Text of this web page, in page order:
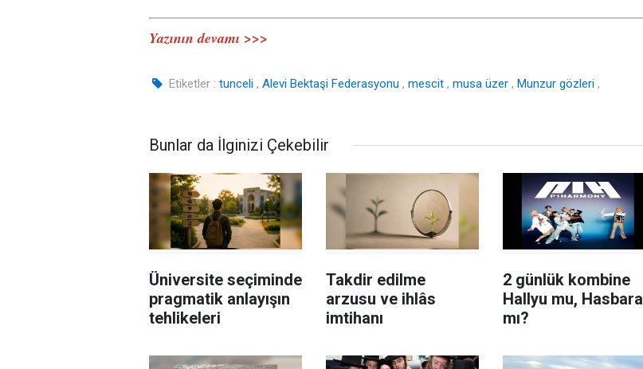
Yazının devamı >>>
Etiketler : tunceli , Alevi Bektaşi Federasyonu , mescit , musa üzer , Munzur gözleri ,
Bunlar da İlginizi Çekebilir
Üniversite seçiminde
pragmatik anlayışın
tehlikeleri
Takdir edilme
arzusu ve ihlâs
imtihanı
2 günlük kombine
Hallyu mu, Hasbara
mı?